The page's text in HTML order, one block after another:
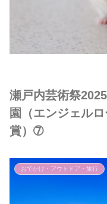
瀬戸内芸術祭
園（エンジェル
賞）➆
おでかけ・アウトドア・旅行